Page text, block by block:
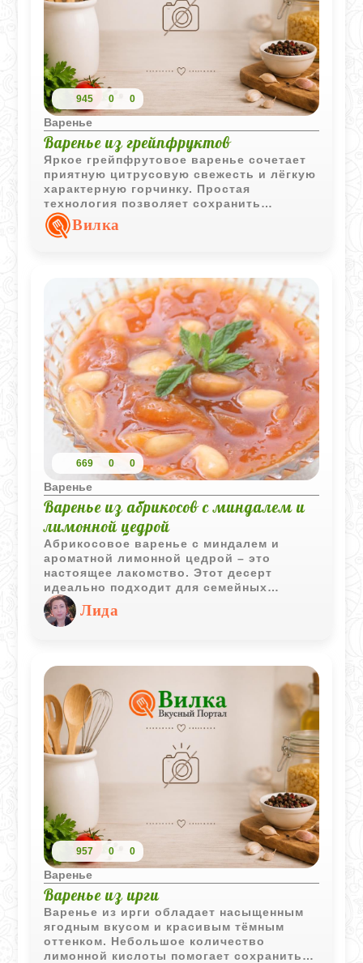
945 0 0
Варенье
Варенье из грейпфруктов
Яркое грейпфрутовое варенье сочетает
приятную цитрусовую свежесть и лёгкую
характерную горчинку. Простая
технология позволяет сохранить
насыщенный вкус и аромат фруктов.
Вилка
669 0 0
Варенье
Варенье из абрикосов с миндалем и
лимонной цедрой
Абрикосовое варенье с миндалем и
ароматной лимонной цедрой – это
настоящее лакомство. Этот десерт
идеально подходит для семейных
завтраков, украшения выпечки или
просто как сладкое дополнение к чаю.
Миндаль придает варенью изысканный
Лида
957 0 0
Варенье
Варенье из ирги
Варенье из ирги обладает насыщенным
ягодным вкусом и красивым тёмным
оттенком. Небольшое количество
лимонной кислоты помогает сохранить